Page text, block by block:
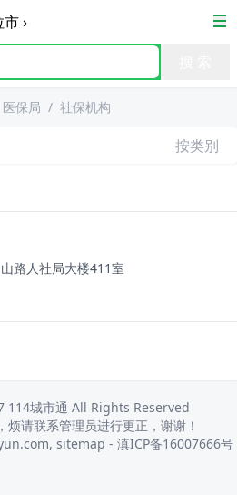
市›
医保局 / 社保机构
按类别
路人社局大楼411室
114城市通 All Rights Reserved
请联系管理员进行更正，谢谢！
sitemap - 滇ICP备16007666号